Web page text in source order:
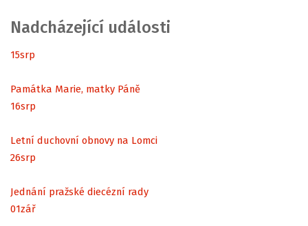
Nadcházející události
15srp
Památka Marie, matky Páně
16srp
Letní duchovní obnovy na Lomci
26srp
Jednání pražské diecézní rady
01zář